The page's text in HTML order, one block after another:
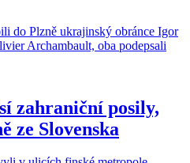
zahraniční posily,
ze Slovenska